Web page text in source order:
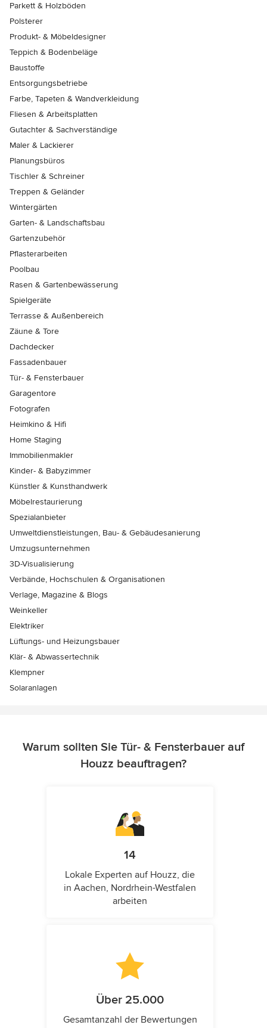
Parkett & Holzböden
Polsterer
Produkt- & Möbeldesigner
Teppich & Bodenbeläge
Baustoffe
Entsorgungsbetriebe
Farbe, Tapeten & Wandverkleidung
Fliesen & Arbeitsplatten
Gutachter & Sachverständige
Maler & Lackierer
Planungsbüros
Tischler & Schreiner
Treppen & Geländer
Wintergärten
Garten- & Landschaftsbau
Gartenzubehör
Pflasterarbeiten
Poolbau
Rasen & Gartenbewässerung
Spielgeräte
Terrasse & Außenbereich
Zäune & Tore
Dachdecker
Fassadenbauer
Tür- & Fensterbauer
Garagentore
Fotografen
Heimkino & Hifi
Home Staging
Immobilienmakler
Kinder- & Babyzimmer
Künstler & Kunsthandwerk
Möbelrestaurierung
Spezialanbieter
Umweltdienstleistungen, Bau- & Gebäudesanierung
Umzugsunternehmen
3D-Visualisierung
Verbände, Hochschulen & Organisationen
Verlage, Magazine & Blogs
Weinkeller
Elektriker
Lüftungs- und Heizungsbauer
Klär- & Abwassertechnik
Klempner
Solaranlagen
Warum sollten Sie Tür- & Fensterbauer auf
Houzz beauftragen?
14
Lokale Experten auf Houzz, die
in Aachen, Nordrhein-Westfalen
arbeiten
Über 25.000
Gesamtanzahl der Bewertungen